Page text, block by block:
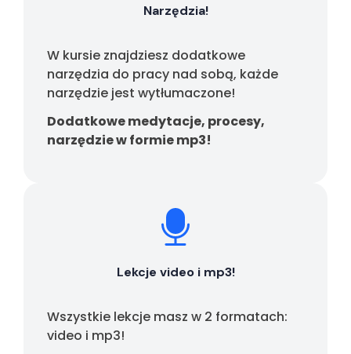
Narzędzia!
W kursie znajdziesz dodatkowe
narzędzia do pracy nad sobą, każde
narzędzie jest wytłumaczone!
Dodatkowe medytacje, procesy,
narzędzie w formie mp3!
Lekcje video i mp3!
Wszystkie lekcje masz w 2 formatach:
video i mp3!